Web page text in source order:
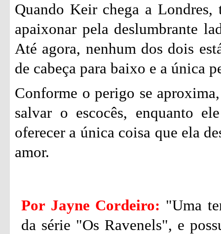
Quando Keir chega a Londres,
apaixonar pela deslumbrante
Até agora, nenhum dos dois
de cabeça para baixo e a única
Conforme o perigo se
salvar o escocês, enquanto
oferecer a única coisa que ela
amor.
Por Jayne Cordeiro: "Uma
da série "Os Ravenels", e